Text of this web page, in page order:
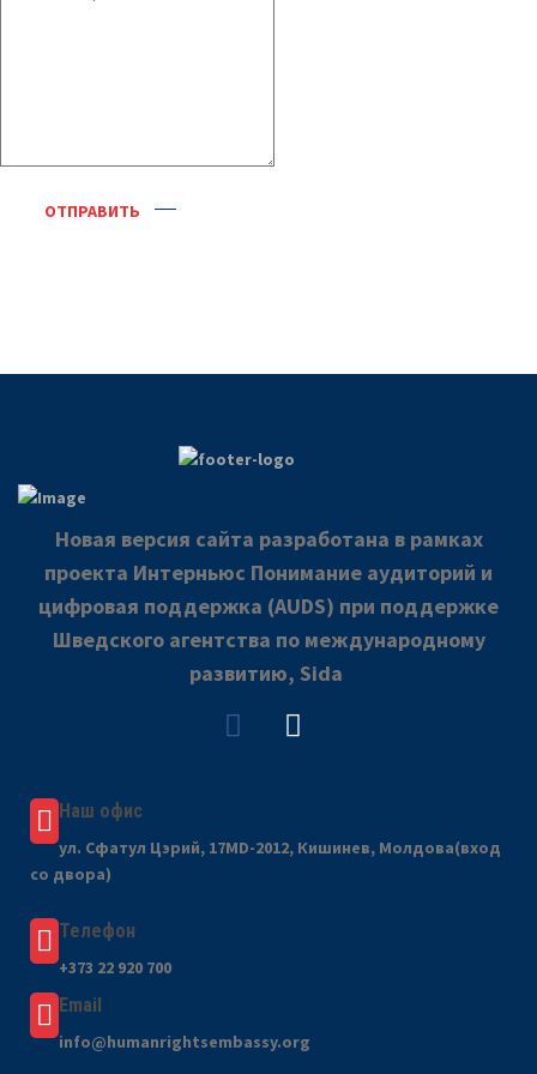
ОТПРАВИТЬ
Новая версия сайта разработана в рамках
проекта Интерньюс Понимание аудиторий и
цифровая поддержка (AUDS) при поддержке
Шведского агентства по международному
развитию, Sida
Наш офис
ул. Сфатул Цэрий, 17MD-2012, Кишинев, Молдова(вход
со двора)
Телефон
+373 22 920 700
Email
info@humanrightsembassy.org